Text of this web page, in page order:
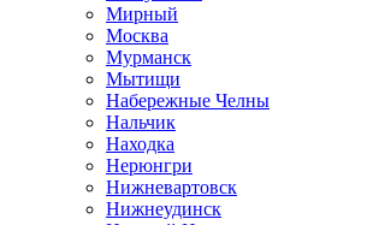
Мирный
Москва
Мурманск
Мытищи
Набережные Челны
Нальчик
Находка
Нерюнгри
Нижневартовск
Нижнеудинск